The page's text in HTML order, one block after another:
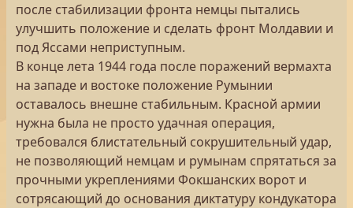
после стабилизации фронта немцы пытались
улучшить положение и сделать фронт Молдавии и
под Яссами неприступным.
В конце лета 1944 года после поражений вермахта
на западе и востоке положение Румынии
оставалось внешне стабильным. Красной армии
нужна была не просто удачная операция,
требовался блистательный сокрушительный удар,
не позволяющий немцам и румынам спрятаться за
прочными укреплениями Фокшанских ворот и
сотрясающий до основания диктатуру кондукатора